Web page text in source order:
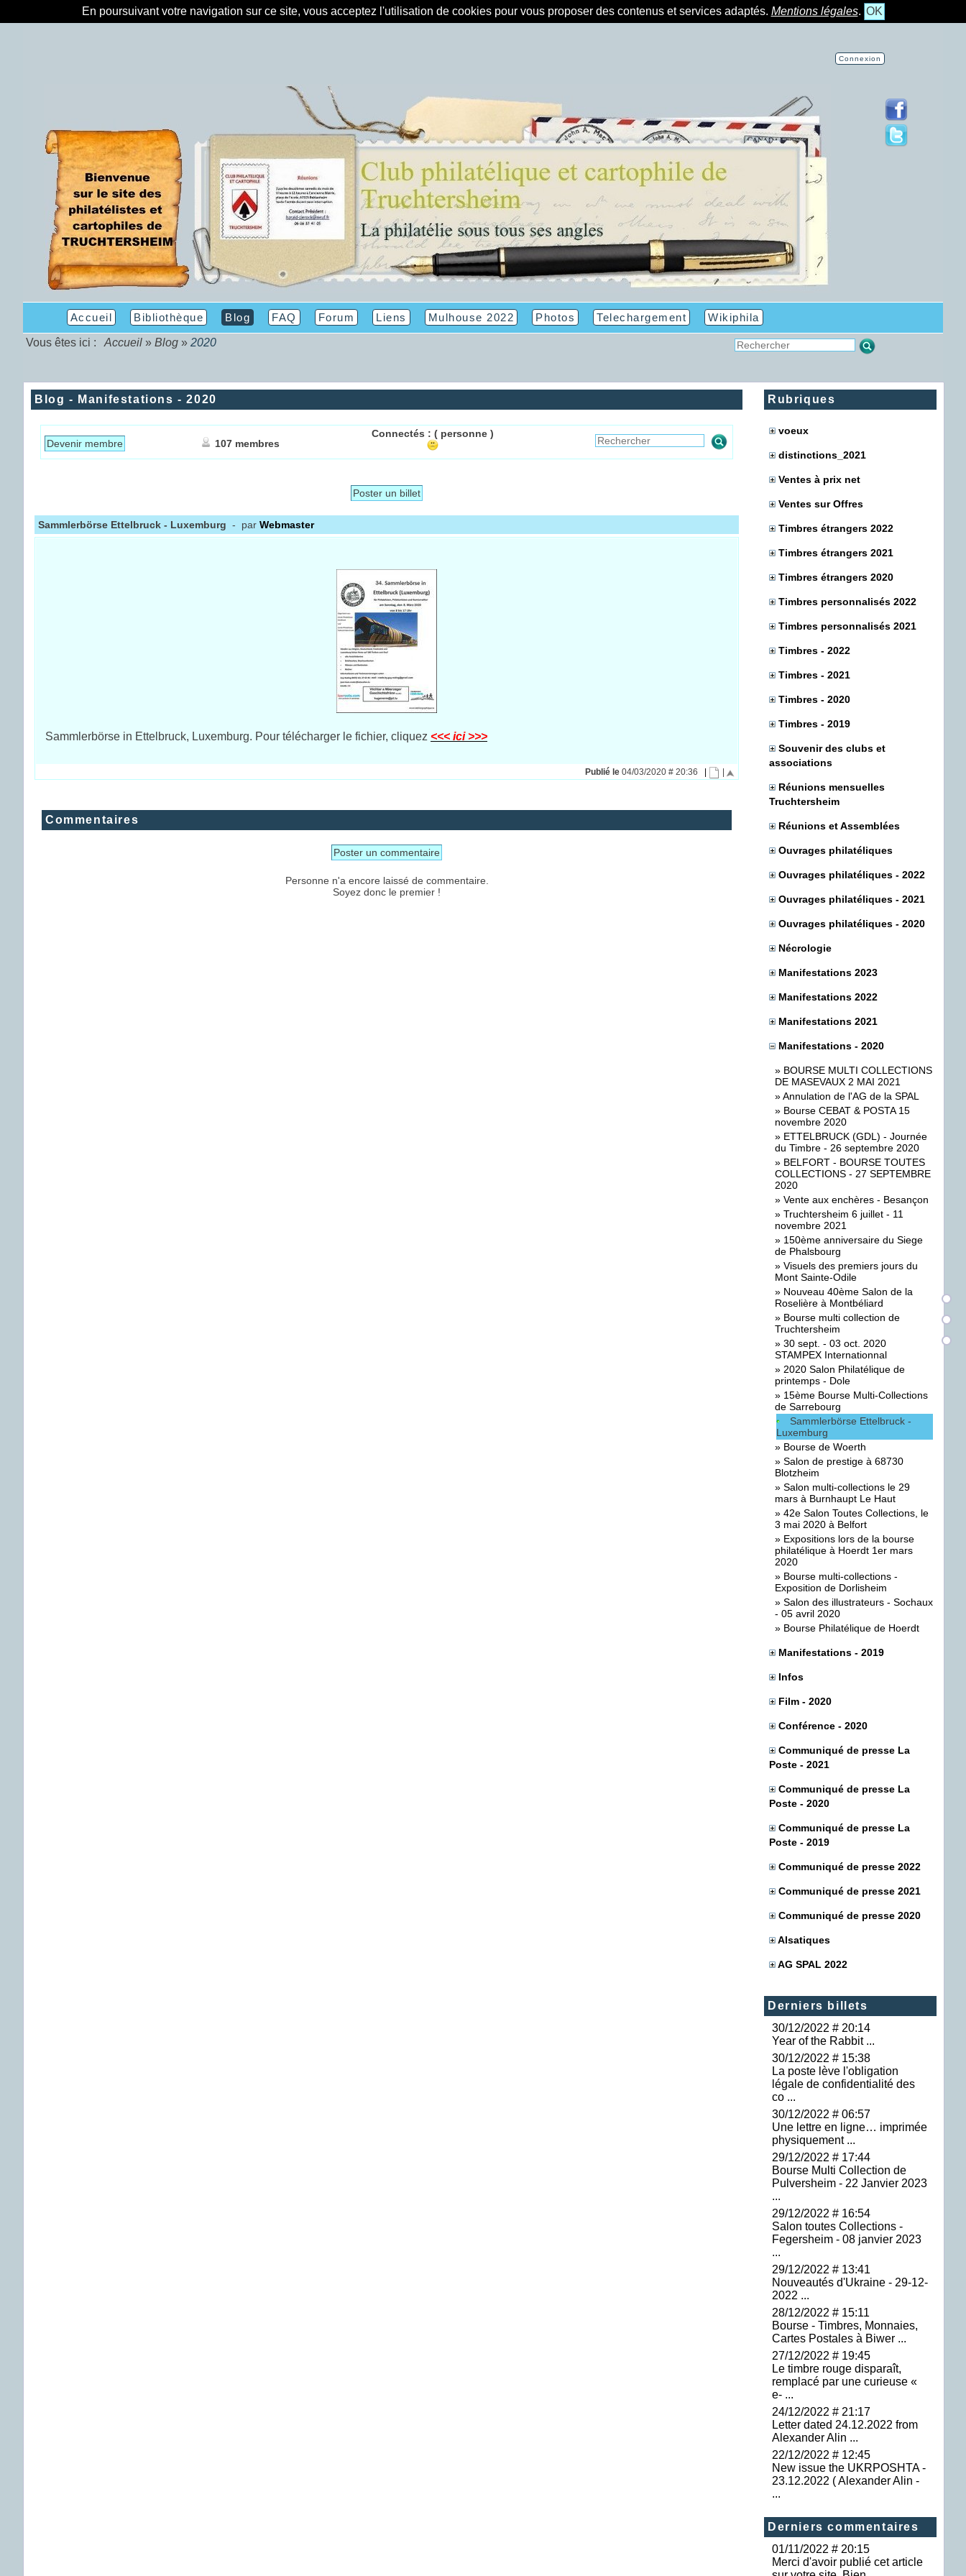
En poursuivant votre navigation sur ce site, vous acceptez l'utilisation de cookies pour vous proposer des contenus et services adaptés. Mentions légales. OK
Connexion
Accueil Bibliothèque Blog FAQ Forum Liens Mulhouse 2022 Photos Telechargement Wikiphila
Vous êtes ici : Accueil » Blog » 2020
Blog - Manifestations - 2020
Devenir membre 107 membres
Connectés : ( personne )
Poster un billet
Sammlerbörse Ettelbruck - Luxemburg - par Webmaster
Sammlerbörse in Ettelbruck, Luxemburg. Pour télécharger le fichier, cliquez <<< ici >>>
Publié le 04/03/2020 # 20:36
Commentaires
Poster un commentaire
Personne n'a encore laissé de commentaire.
Soyez donc le premier !
Rubriques
voeux
distinctions_2021
Ventes à prix net
Ventes sur Offres
Timbres étrangers 2022
Timbres étrangers 2021
Timbres étrangers 2020
Timbres personnalisés 2022
Timbres personnalisés 2021
Timbres - 2022
Timbres - 2021
Timbres - 2020
Timbres - 2019
Souvenir des clubs et
associations
Réunions mensuelles
Truchtersheim
Réunions et Assemblées
Ouvrages philatéliques
Ouvrages philatéliques - 2022
Ouvrages philatéliques - 2021
Ouvrages philatéliques - 2020
Nécrologie
Manifestations 2023
Manifestations 2022
Manifestations 2021
Manifestations - 2020
» BOURSE MULTI COLLECTIONS
DE MASEVAUX 2 MAI 2021
»Annulation de l'AG de la SPAL
» Bourse CEBAT & POSTA 15
novembre 2020
» ETTELBRUCK (GDL) - Journée
du Timbre - 26 septembre 2020
» BELFORT - BOURSE TOUTES
COLLECTIONS - 27 SEPTEMBRE
2020
» Vente aux enchères - Besançon
» Truchtersheim 6 juillet - 11
novembre 2021
» 150ème anniversaire du Siege
de Phalsbourg
» Visuels des premiers jours du
Mont Sainte-Odile
» Nouveau 40ème Salon de la
Roselière à Montbéliard
» Bourse multi collection de
Truchtersheim
» 30 sept. - 03 oct. 2020
STAMPEX Internationnal
» 2020 Salon Philatélique de
printemps - Dole
» 15ème Bourse Multi-Collections
de Sarrebourg
Sammlerbörse Ettelbruck -
Luxemburg
» Bourse de Woerth
» Salon de prestige à 68730
Blotzheim
» Salon multi-collections le 29
mars à Burnhaupt Le Haut
» 42e Salon Toutes Collections, le
3 mai 2020 à Belfort
» Expositions lors de la bourse
philatélique à Hoerdt 1er mars
2020
» Bourse multi-collections -
Exposition de Dorlisheim
» Salon des illustrateurs - Sochaux
- 05 avril 2020
» Bourse Philatélique de Hoerdt
Manifestations - 2019
Infos
Film - 2020
Conférence - 2020
Communiqué de presse La
Poste - 2021
Communiqué de presse La
Poste - 2020
Communiqué de presse La
Poste - 2019
Communiqué de presse 2022
Communiqué de presse 2021
Communiqué de presse 2020
Alsatiques
AG SPAL 2022
Derniers billets
30/12/2022 # 20:14
Year of the Rabbit ...
30/12/2022 # 15:38
La poste lève l'obligation
légale de confidentialité des
co ...
30/12/2022 # 06:57
Une lettre en ligne… imprimée
physiquement ...
29/12/2022 # 17:44
Bourse Multi Collection de
Pulversheim - 22 Janvier 2023
...
29/12/2022 # 16:54
Salon toutes Collections -
Fegersheim - 08 janvier 2023
...
29/12/2022 # 13:41
Nouveautés d'Ukraine - 29-12-
2022 ...
28/12/2022 # 15:11
Bourse - Timbres, Monnaies,
Cartes Postales à Biwer ...
27/12/2022 # 19:45
Le timbre rouge disparaît,
remplacé par une curieuse «
e- ...
24/12/2022 # 21:17
Letter dated 24.12.2022 from
Alexander Alin ...
22/12/2022 # 12:45
New issue the UKRPOSHTA -
23.12.2022 ( Alexander Alin -
...
Derniers commentaires
01/11/2022 # 20:15
Merci d'avoir publié cet article